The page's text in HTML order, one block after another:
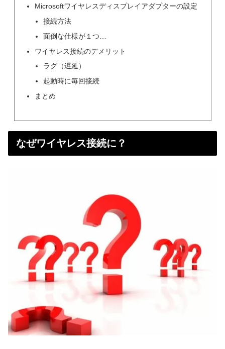
Microsoftワイヤレスディスプレイアダプターの設定
接続方法
面倒な仕様が１つ…
ワイヤレス接続のデメリット
ラグ（遅延）
起動時に毎回接続
まとめ
なぜワイヤレス接続に？